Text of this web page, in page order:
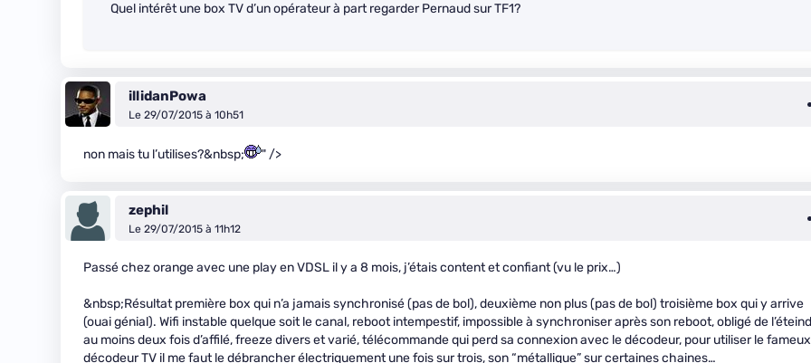
Quel intérêt une box TV d’un opérateur à part regarder Pernaud sur TF1?
illidanPowa
Le 29/07/2015 à 10h51
non mais tu l’utilises?&nbsp; " />
zephil
Le 29/07/2015 à 11h12
Passé chez orange avec une play en VDSL il y a 8 mois, j’étais content et confiant (vu le prix…)
&nbsp;Résultat première box qui n’a jamais synchronisé (pas de bol), deuxième non plus (pas de bol) troisième box qui y arrive
(ouai génial). Wifi instable quelque soit le canal, reboot intempestif, impossible à synchroniser après son reboot, obligé de
au moins deux fois d’affilé, freeze divers et varié, télécommande qui perd sa connexion avec le décodeur, pour utiliser le fameux
décodeur TV il me faut le débrancher électriquement une fois sur trois, son “métallique” sur certaines chaines…